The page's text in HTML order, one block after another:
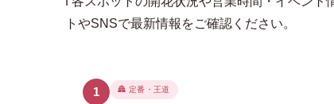
トやSNSで最新情報をご確認ください。
1 🏯 定番・王道